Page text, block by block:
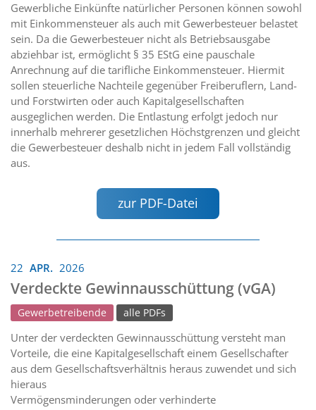
Gewerbliche Einkünfte natürlicher Personen können sowohl
mit Einkommensteuer als auch mit Gewerbesteuer belastet
sein. Da die Gewerbesteuer nicht als Betriebsausgabe
abziehbar ist, ermöglicht § 35 EStG eine pauschale
Anrechnung auf die tarifliche Einkommensteuer. Hiermit
sollen steuerliche Nachteile gegenüber Freiberuflern, Land-
und Forstwirten oder auch Kapitalgesellschaften
ausgeglichen werden. Die Entlastung erfolgt jedoch nur
innerhalb mehrerer gesetzlichen Höchstgrenzen und gleicht
die Gewerbesteuer deshalb nicht in jedem Fall vollständig
aus.
zur PDF-Datei
22 APR. 2026
Verdeckte Gewinnausschüttung (vGA)
Gewerbetreibende alle PDFs
Unter der verdeckten Gewinnausschüttung versteht man
Vorteile, die eine Kapitalgesellschaft einem Gesellschafter
aus dem Gesellschaftsverhältnis heraus zuwendet und sich
hieraus
Vermögensminderungen oder verhinderte